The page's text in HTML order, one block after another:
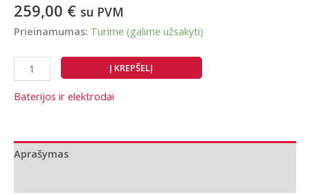
259,00 € su PVM
Prieinamumas: Turime (galime užsakyti)
produkto
kiekis:
Baterija
CU-
SP1
Į KREPŠELĮ
Baterijos ir elektrodai
Aprašymas